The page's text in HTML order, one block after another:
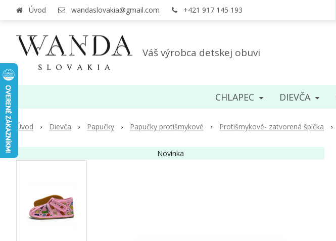
Váš výrobca detskej obuvi
Úvod wandaslovakia@gmail.com +421 917 145 193
CHLAPEC DIEVČA
Úvod Dievča Papučky Papučky protišmykové Protišmykové- zatvorená špička
Novinka